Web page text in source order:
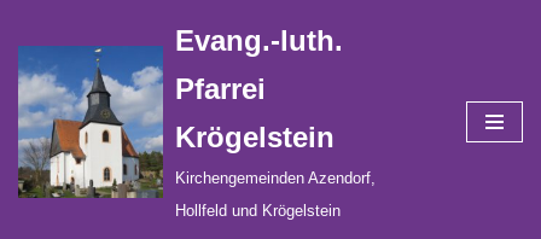
Zum
Inhalt
springen
Evang.-luth.
Pfarrei
Krögelstein
Kirchengemeinden Azendorf,
Hollfeld und Krögelstein